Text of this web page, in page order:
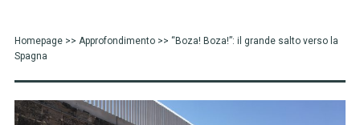
Homepage>> Approfondimento>> “Boza! Boza!”: il grande salto verso la
Spagna